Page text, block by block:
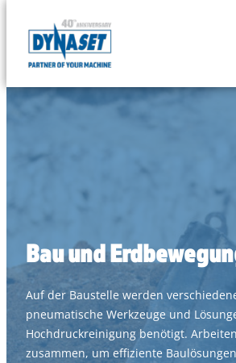
content
DYNASET
by
Bau und
Auf der Baustelle werden
pneumatische Werkzeuge und
Hochdruckreinigung benötigt.
zusammen, um effiziente